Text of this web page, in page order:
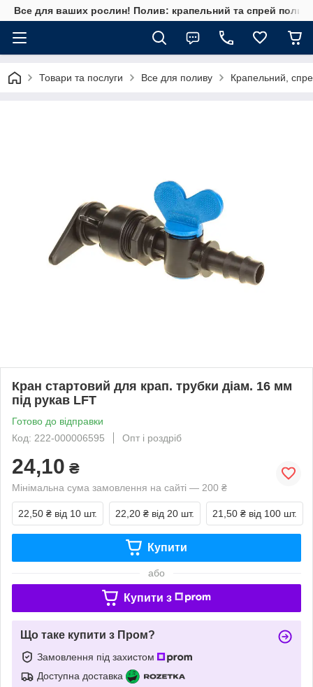
Все для ваших рослин! Полив: крапельний та спрей полив,
Товари та послуги Все для поливу Крапельний,
Кран стартовий для крап. трубки діам. 16 мм
під рукав LFT
Готово до відправки
Код: 222-000006595
Опт і роздріб
24,10 ₴
Мінімальна сума замовлення на сайті — 200 ₴
22,50 ₴ від 10 шт. 22,20 ₴ від 20 шт. 21,50 ₴ від 100 шт.
Купити
або
Купити з
Що таке купити з Пром?
Замовлення під захистом
Доступна доставка